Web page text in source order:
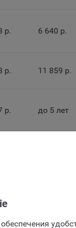
или выбора
опросов
для настройки
пользователя
Яндекс.Метрика,
о том, как
вносить в них
какие страницы
трудности,
р. 6 640 р.
р. 11 859 р.
р. до 5 лет
р. 4 844 р.
заявку